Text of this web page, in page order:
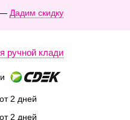
— Дадим скидку
ручной клади
от 2 дней
от 2 дней